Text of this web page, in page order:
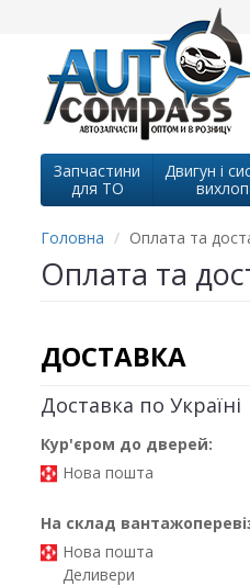
Запчастини
для ТО
Двигун і
Головна Оплата та
Оплата та
ДОСТАВКА
Доставка по Україні
Кур'єром до дверей:
Нова пошта
На склад
Нова пошта
Деливери